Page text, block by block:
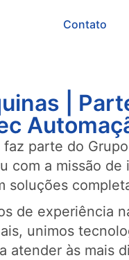
Contato
|
parte do
com a missão de
soluções
de experiência
unimos
atender às mais